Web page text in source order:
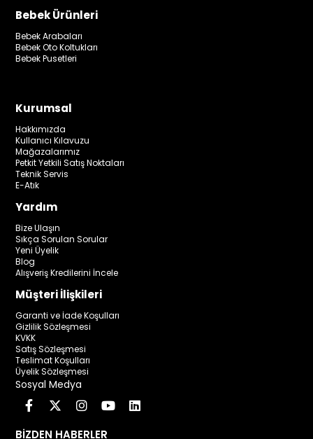
Bebek Ürünleri
Bebek Arabaları
Bebek Oto Koltukları
Bebek Pusetleri
Kurumsal
Hakkımızda
Kullanıcı Kılavuzu
Mağazalarımız
Petkit Yetkili Satış Noktaları
Teknik Servis
E-Atık
Yardım
Bize Ulaşın
Sıkça Sorulan Sorular
Yeni Üyelik
Blog
Alışveriş Kredilerini İncele
Müşteri İlişkileri
Garanti ve İade Koşulları
Gizlilik Sözleşmesi
KVKK
Satış Sözleşmesi
Teslimat Koşulları
Üyelik Sözleşmesi
Sosyal Medya
BİZDEN HABERLER